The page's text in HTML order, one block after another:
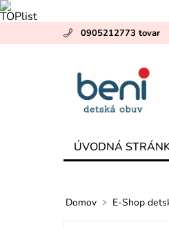
0905212773 tovar
ÚVODNÁ
Domov E-Shop